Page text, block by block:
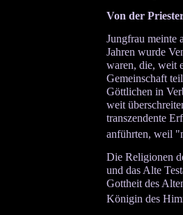
Von der
Jungfrau meinte
Jahren wurde
waren, die, weit
Gemeinschaft
Göttlichen in
weit
transzendente
anführten, weil
Die Religionen
und das Alte
Gottheit des
Königin des